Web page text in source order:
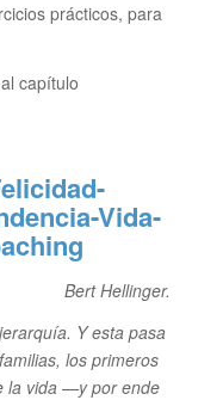
prácticos, para
capítulo
Bert Hellinger.
Y esta pasa
los primeros
la vida —y por ende